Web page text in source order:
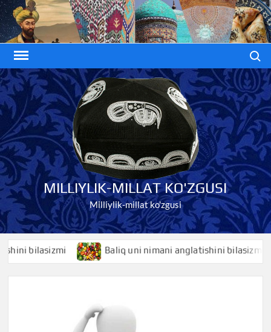
Skip
to
content
MILLIYLIK-MILLAT KO'ZGUSI
Milliylik-millat ko'zgusi
bilasizmi Baliq uni nimani anglatishini bilasizmi